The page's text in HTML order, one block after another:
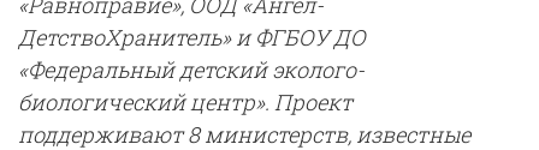
ДетствоХранитель» и ФГБОУ ДО
«Федеральный детский эколого-
биологический центр». Проект
поддерживают 8 министерств, известные